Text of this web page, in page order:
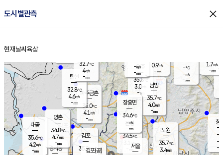
도시별관측 close
홈
현재날씨 육상
양주
35.8℃
3.0
-mm
경서동
파주금촌
35.0℃
4.1 m/s
-mm
-℃
-m/s
-mm
대곶
35.6℃
4.2m/s
-mm
창
-
-m/
-
탄현
32.8℃
4.6m/s
-mm
1.7m/s
-mm
김포
35.2℃
양촌
34.8℃
4.7m/s
-mm
은평
34.5℃
3.1 m/s
- mm
노원
35.7℃
3.4m/s
남방
35.7℃
4.0m/s
-mm
장흥면
34.6℃
-m/s
-mm
-m/s
-mm
김포(공)
서울
32.7℃
4m/s
-mm
0.9m/s
-mm